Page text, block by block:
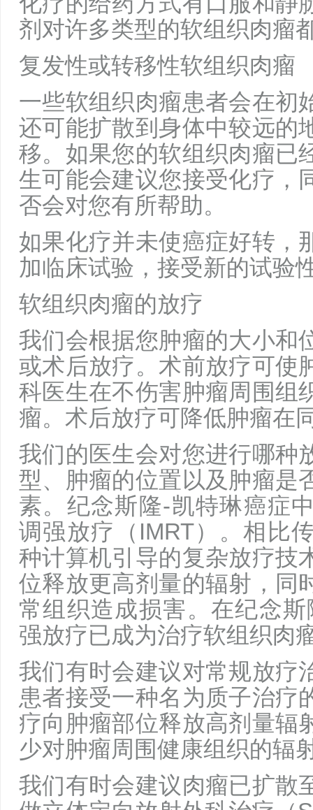
剂对许多类型的软组织肉瘤
复发性或转移性软组织肉瘤
一些软组织肉瘤患者会在初
还可能扩散到身体中较远的
移。如果您的软组织肉瘤已
生可能会建议您接受化疗，
否会对您有所帮助。
如果化疗并未使癌症好转，
加临床试验，接受新的试验
软组织肉瘤的放疗
我们会根据您肿瘤的大小和
或术后放疗。术前放疗可使
科医生在不伤害肿瘤周围组
瘤。术后放疗可降低肿瘤在
我们的医生会对您进行哪种
型、肿瘤的位置以及肿瘤是
素。纪念斯隆-凯特琳癌症
调强放疗（IMRT）。相比
种计算机引导的复杂放疗技
位释放更高剂量的辐射，同
常组织造成损害。在纪念
强放疗已成为治疗软组织肉
我们有时会建议对常规放疗
患者接受一种名为质子治疗
疗向肿瘤部位释放高剂量辐
少对肿瘤周围健康组织的辐
我们有时会建议肉瘤已扩散